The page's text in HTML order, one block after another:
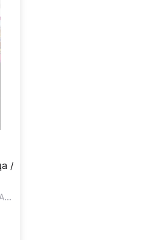
/
Алимова Рушания Рашитовна